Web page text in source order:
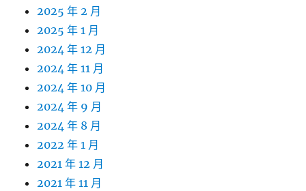
2025 年 2 月
2025 年 1 月
2024 年 12 月
2024 年 11 月
2024 年 10 月
2024 年 9 月
2024 年 8 月
2022 年 1 月
2021 年 12 月
2021 年 11 月